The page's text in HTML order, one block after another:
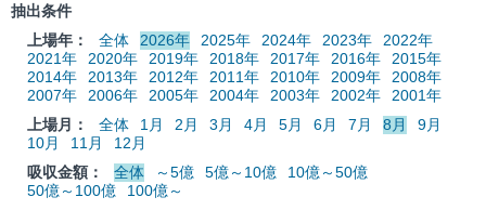
抽出条件
上場年：
全体 2026年 2025年 2024年 2023年
2022年
2021年
2020年 2019年 2018年 2017年 2016年
2015年
2014年
2013年 2012年 2011年 2010年 2009年
2008年
2007年
2006年 2005年 2004年 2003年 2002年
2001年
上場月：
全体 1月 2月 3月 4月 5月 6月 7月 8月
9月
10月
11月
12月
吸収金額：
全体 ～5億 5億～10億
10億～50億
50億～100億
100億～